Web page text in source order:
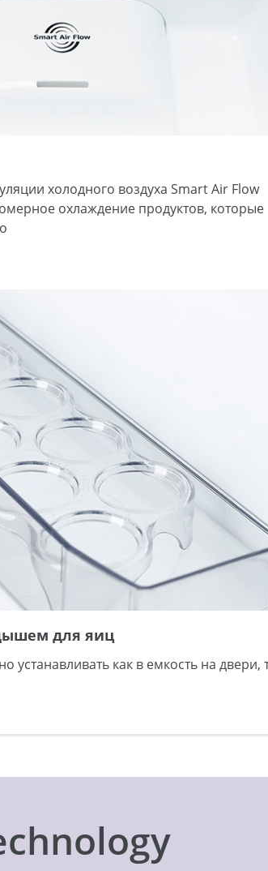
холодного воздуха Smart Air Flow
охлаждение продуктов, которые
для яиц
устанавливать как в емкость на двери,